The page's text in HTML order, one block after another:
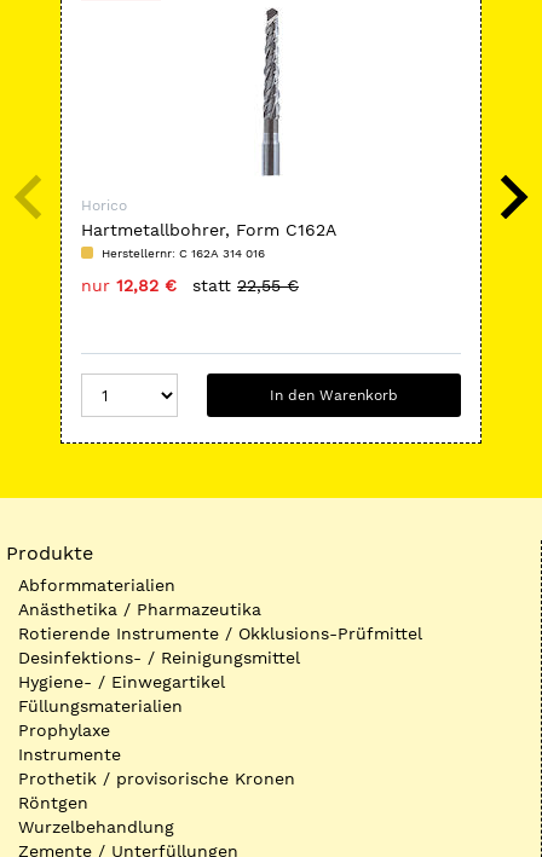
Horico
Hartmetallbohrer, Form C162A
Herstellernr: C 162A 314 016
nur 12,82 € statt 22,55 €
In den Warenkorb
Produkte
Abformmaterialien
Anästhetika / Pharmazeutika
Rotierende Instrumente / Okklusions-Prüfmittel
Desinfektions- / Reinigungsmittel
Hygiene- / Einwegartikel
Füllungsmaterialien
Prophylaxe
Instrumente
Prothetik / provisorische Kronen
Röntgen
Wurzelbehandlung
Zemente / Unterfüllungen